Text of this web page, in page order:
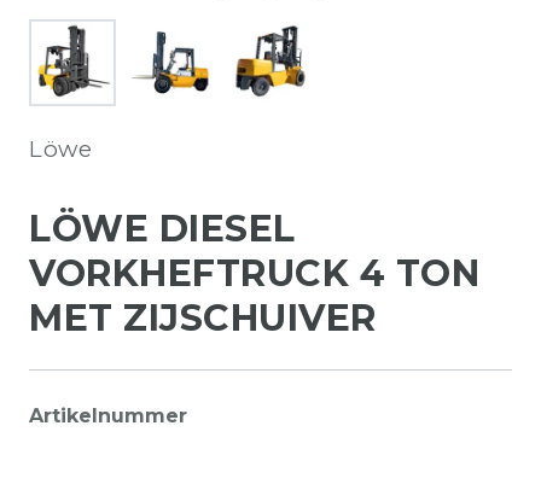
Löwe
LÖWE DIESEL
VORKHEFTRUCK 4 TON
MET ZIJSCHUIVER
Artikelnummer